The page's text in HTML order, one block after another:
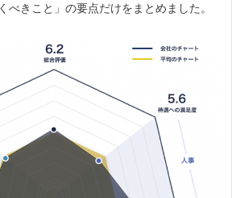
べきこと」の要点だけをまとめました。